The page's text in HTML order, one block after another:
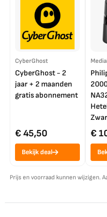
CyberGhost
CyberGhost - 2
jaar + 2 maanden
gratis abonnement
€ 45,50
Bekijk deal
€
Prijs en voorraad kunnen wijzigen.